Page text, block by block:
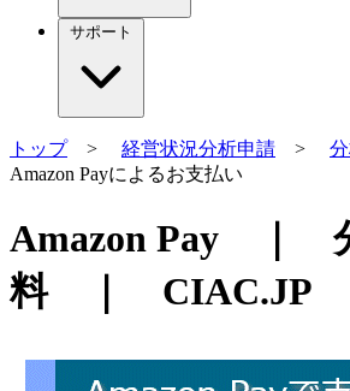
サポート
トップ> 経営状況分析申請 >
Amazon Payによるお支払い
Amazon Pay ｜
料 ｜ CIAC.JP